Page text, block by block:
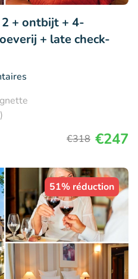
+ ontbijt + 4-
+ late check-
€318 €247
51% réduction